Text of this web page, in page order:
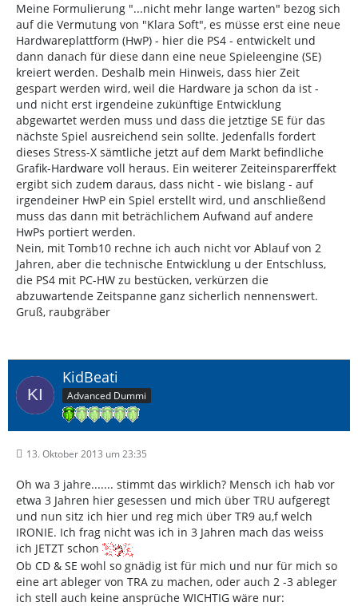
Meine Formulierung "...nicht mehr lange warten" bezog sich
auf die Vermutung von "Klara Soft", es müsse erst eine neue
Hardwareplattform (HwP) - hier die PS4 - entwickelt und
dann danach für diese dann eine neue Spieleengine (SE)
kreiert werden. Deshalb mein Hinweis, dass hier Zeit
gespart werden wird, weil die Hardware ja schon da ist -
und nicht erst irgendeine zukünftige Entwicklung
abgewartet werden muss und dass die jetztige SE für das
nächste Spiel ausreichend sein sollte. Jedenfalls fordert
dieses Stress-X sämtliche jetzt auf dem Markt befindliche
Grafik-Hardware voll heraus. Ein weiterer Zeiteinsparerffekt
ergibt sich zudem daraus, dass nicht - wie bislang - auf
irgendeiner HwP ein Spiel erstellt wird, und anschließend
muss das dann mit beträchlichem Aufwand auf andere
HwPs portiert werden.
Nein, mit Tomb10 rechne ich auch nicht vor Ablauf von 2
Jahren, aber die technische Entwicklung u der Entschluss,
die PS4 mit PC-HW zu bestücken, verkürzen die
abzuwartende Zeitspanne ganz sicherlich nennenswert.
Gruß, raubgräber
KidBeati
Advanced Dummi
13. Oktober 2013 um 23:35
Oh wa 3 jahre....... stimmt das wirklich? Mensch ich hab vor
etwa 3 Jahren hier gesessen und mich über TRU aufgeregt
und nun sitz ich hier und reg mich über TR9 au,f welch
IRONIE. Ich frag nicht was ich in 3 Jahren mach das weiss
ich JETZT schon
Ob CD & SE wohl so gnädig ist für mich und nur für mich so
eine art ableger von TRA zu machen, oder auch 2 -3 ableger
ich stell auch keine ansprüche WICHTIG wäre nur: